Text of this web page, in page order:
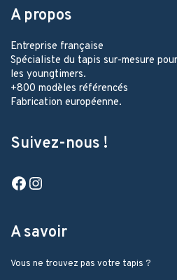
A propos
Entreprise française
Spécialiste du tapis sur-mesure
les youngtimers.
+800 modèles référencés
Fabrication européenne.
Suivez-nous !
Facebook
A savoir
Vous ne trouvez pas votre tapis ?